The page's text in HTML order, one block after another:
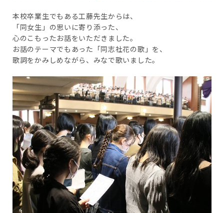
本校卒業生でもある工藤先生からは、
「同女生」の思いに寄り添った、
心のこもったお話をいただきました。
お話のテーマでもあった「同志社花の歌」を、
歌詞をかみしめながら、みなで歌いました。